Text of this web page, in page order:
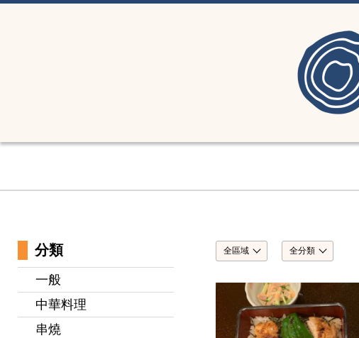
分類
一般
中華料理
串燒
全區域 全分類